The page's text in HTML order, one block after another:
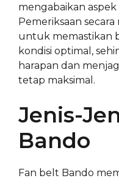
mengabaikan
Pemeriksaan
untuk memastikan
kondisi optimal,
harapan dan
tetap maksimal.
Jenis-
Bando
Fan belt Bando